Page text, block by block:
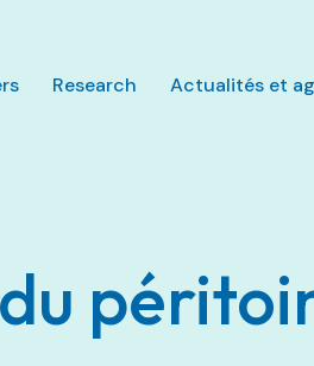
Research Actualités et